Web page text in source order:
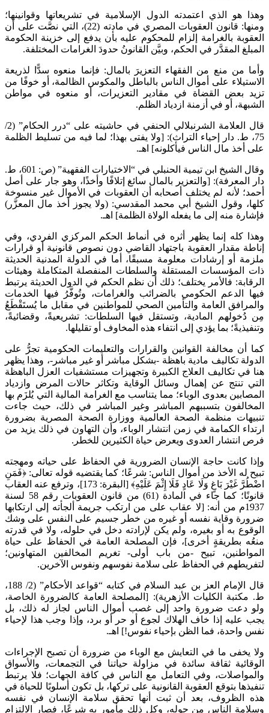
وهذا هو الذي اعتمدته الدول الإسلامية في تشريعاتها وقوانينها؛
ومنها: قانون العقوبات المصري في مادته (22)، التي نصَّت على أن
العقوبة بالغرامة إلزام للمحكوم عليه بأن يدفع إلى خزينة الحكومة
المبلغ المقدَّر في الحكم، وبيَّن القانونُ حدودَ الغرامات المختلفة.
وأما من منع من الفقهاء التعزيرَ بالمال: فإنما منعوه سدًّا لذريعة
الاستيلاء على أموال الناس بالباطل والمكوس الظالمة، أو خوفًا من
تزيد بعض القضاة في مقادير التعزيرات، أو منعوه في مواطن
الشبهة، أو في أزمنة ازدياد الظلم.
قال العلامة الشرنبلالي الحنفي في حاشيته على “درر الحكام” (2/
75، ط. دار إحياء التراث): [ولا يفتى بهذا؛ لما فيه من تسليط الظلمة
على أخذ مال الناس فيأكلونه] اهـ.
وقال الشيخ ابن تيمية الحنبلي في “الاختيارات الفقهية” (ص: 601، ط.
دار المعرفة): [والتعزير بالمال سائغ إتلافًا وأخذًا، وهو جار على أصل
أحمد؛ لأنه لم يختلف أصحابه أن العقوبات في الأموال غير منسوخة
كلها، وقول الشيخ أبي محمد المقدسي: (ولا يجوز أخذ مال المعزَّر)
فإشارة منه إلى ما يفعله الولاة الظلمة] اهـ.
وهذا كله إنما يظهر أثره في أنماط الحكم المركزي الفردي، وفي
إناطة مقدار العقوبة باجتهاد القاضي دون نصوص قانونية أو قرارات
ملزمة أو إرشادات معلومة مسبقًا، أما في الدولة المدنية الحديثة
ذات المؤسسات المستقلة والسلطات المنفصلة المتكاملة وهيئات
الرقابة: فالأمر يختلف؛ ذلك أن نظم الحكم في الدول الحديثة يرتبط
فيها الدعم الحكومي بالضرائب والغرامات، وتُوفَّرُ فيها الخدمات
والمرافق العامة والتأمين الصحي للمواطنين في مقابل ما يُستَقْطَعُ
مِن دُخولهم المادية، وتستقل فيها السلطات: تشريعيةً، وقضائيةً،
وتنفيذيةً؛ بما يؤدي إلى انتفاء هذه المخاوف أو تقليلها.
كما أن مخالفة القوانين والقرارات والتعليمات الحكومية تجرُّ على
الدولة تكاليف مادية باهظة -بشكل مباشر أو غير مباشر-، وهذا يظهر
هنا في تكاليف العلاج الكبيرة وتجهيزات مستشفيات العزل الباهظة
التي تنتج عن إهمال وسائل الوقاية وتكاثر حالات المرض وازدياد
المصابين بعدوى الوباء؛ مما يتناسب مع الغرامة المالية التي يُلزَم بها
المخالفون بتسببهم المباشر وغير المباشر في ذلك، حيث جاءت
تنبيهات منظمة الصحة العالمية ووزارة الصحة المصرية بضرورة
ارتداء الكمامة في زمن انتشار الوباء، وأن التهاون في ذلك يزيد من
فرص انتشار العدوى ويعرض حياة الكثيرين للخطر.
وإذا كانت حاجة الإنسان الضرورية في الحفاظ على حياته ومهجته
تبيح له الأخذ من أموال الناس: شرعًا؛ كما يقتضيه قوله تعالى: ﴿فَمَنِ
اضْطُرَّ غَيْرَ بَاغٍ وَلَا عَادٍ فَلَا إِثْمَ عَلَيْهِ﴾ [البقرة: 173]، وترفع عنه العقاب
قانونًا؛ كما جاء في المادة (61) من قانون العقوبات رقم 58 لسنة
1937م من أنه: [لا عقاب على من ارتكب جريمة ألجأته إلى ارتكابها
ضرورة وقاية نفسه أو غيره من خطر جسيم على النفس على وشك
الوقوع به أو بغيره، ولم يكن لإرادته دخل في حلوله، ولا في قدرته
منعُه بطريقةٍ أخرى]، فإن المصلحة العامة في الحفاظ على حياة
المواطنين، تبيح -من باب أولى- تغريم المخالفين المتهاونين؛
لتفريطهم في الحفاظ على سلامة نفوسهم ونفوس الآخرين.
قال الإمام العز بن عبد السلام في كتابه “قواعد الأحكام” (2/ 188،
ط. مكتبة الكليات الأزهرية): [المصلحة العامة كالضرورة الخاصة،
ولو دعت ضرورة واحد إلى غصب أموال الناس لجاز له ذلك، بل
يجب عليه إذا خاف الهلاك لجوع أو حر أو برد، وإذا وجب هذا لإحياء
نفس واحدة، فما الظن بإحياء نفوس!] اهـ.
ولا يخفى ما في التعايش مع الوباء من ضرورة أن تصبح الإجراءات
الوقائية ثقافة سائدة في مزاولة حياتنا في التجمعات، والأسواق
والمواصلات، وفي التعامل مع الناس في كافة الجهات؛ فلا يرتبط
تنفيذها بتوقع العقوبة القانونية على تركها، بل تكون أسلوبًا للحياة في
هذه الظروف، بعد أن ثبت أنها تحقق سلامة الإنسان في نفسه
وسلامة الناس من حوله، وكل ذلك مأمور به شرعًا، فصار الالتزام